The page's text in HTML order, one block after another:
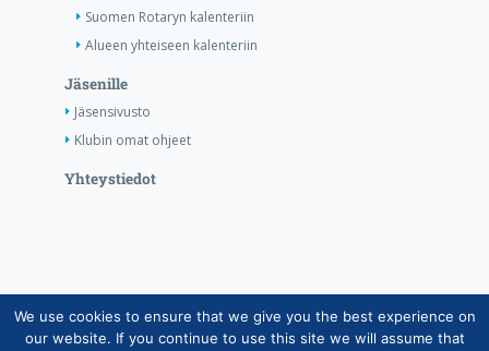
Suomen Rotaryn kalenteriin
Alueen yhteiseen kalenteriin
Jäsenille
Jäsensivusto
Klubin omat ohjeet
Yhteystiedot
Copyright © Suomen Rotarypalvelu ry 2026 |
Jäsentietojärjestelmän tietosuojaseloste| Henkilötietojen
We use cookies to ensure that we give you the best experience on
our website. If you continue to use this site we will assume that